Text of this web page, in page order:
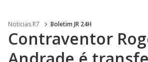
Noticias R7 Boletim JR 24H
Contraventor